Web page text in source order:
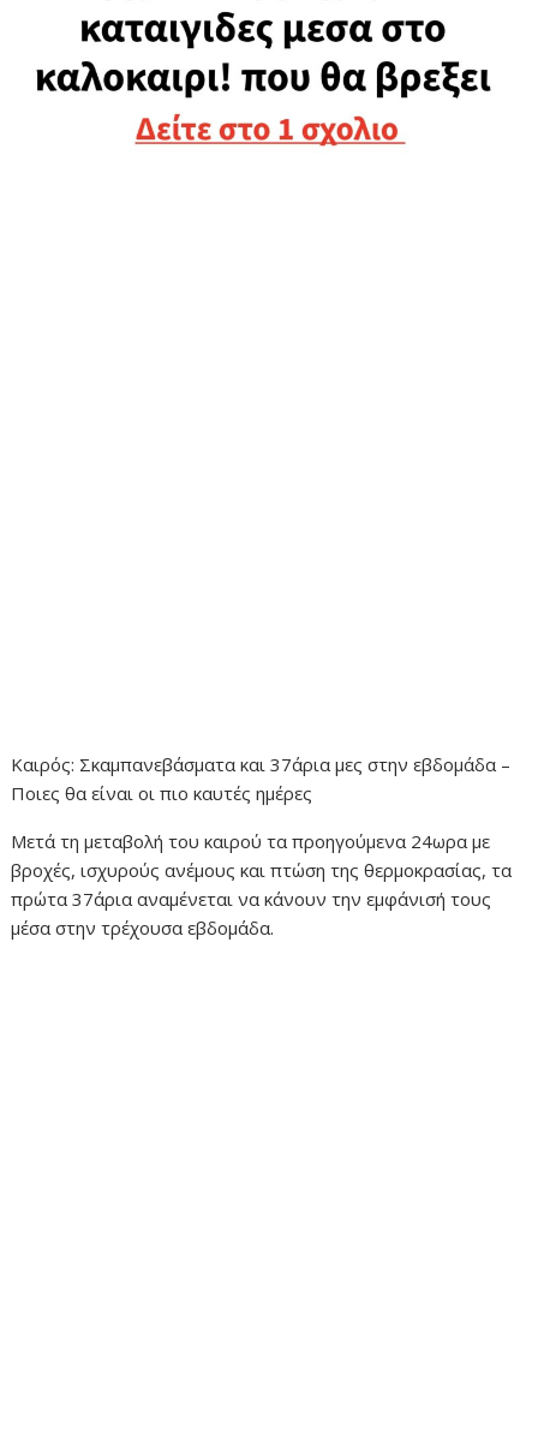
Καιρός: Σκαμπανεβάσματα και 37άρια μες στην εβδομάδα –
Ποιες θα είναι οι πιο καυτές ημέρες
Μετά τη μεταβολή του καιρού τα προηγούμενα 24ωρα με
βροχές, ισχυρούς ανέμους και πτώση της θερμοκρασίας, τα
πρώτα 37άρια αναμένεται να κάνουν την εμφάνισή τους
μέσα στην τρέχουσα εβδομάδα.